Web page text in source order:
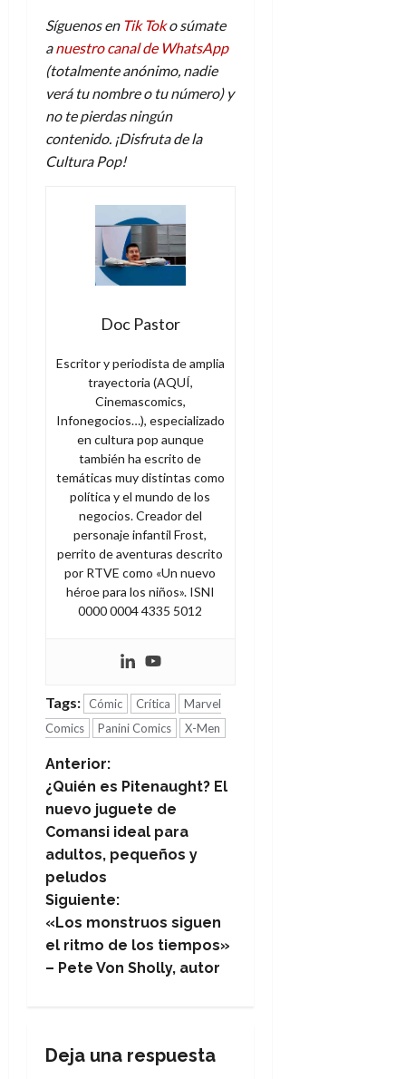
Síguenos en Tik Toko súmate
anuestro canal de WhatsApp
(totalmente anónimo, nadie
verá tu nombre o tu número) y
no te pierdas ningún
contenido. ¡Disfruta de la
Cultura Pop!
Doc Pastor
Escritor y periodista de amplia
trayectoria (AQUÍ,
Cinemascomics,
Infonegocios…), especializado
en cultura pop aunque
también ha escrito de
temáticas muy distintas como
política y el mundo de los
negocios. Creador del
personaje infantil Frost,
perrito de aventuras descrito
por RTVE como «Un nuevo
héroe para los niños». ISNI
0000 0004 4335 5012
Tags: Cómic Crítica
Marvel
Comics
Panini Comics X-Men
N
a
v
e
g
a
Anterior:
¿Quién es Pitenaught? El
nuevo juguete de
Comansi ideal para
adultos, pequeños y
peludos
Siguiente:
«Los monstruos siguen
el ritmo de los tiempos»
– Pete Von Sholly, autor
Deja una respuesta